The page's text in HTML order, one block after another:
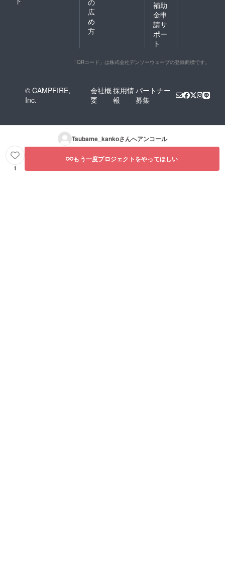
の
広
め
方
補助
金申
請サ
ポー
ト
「QRコード」は株式会社デンソーウェーブの登録商標です。
© CAMPFIRE,
Inc.
会社概
要
採用情
報
パートナー
募集
Tsubame_kankoさんへアンコール
1
もう一度プロジェクトをやってほしい